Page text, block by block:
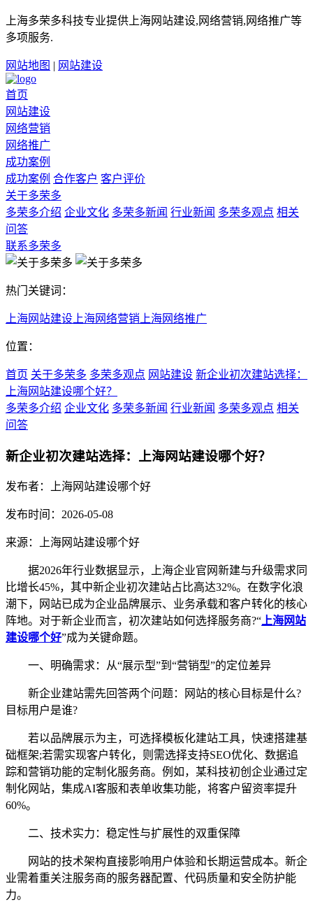
上海多荣多科技专业提供上海网站建设,网络营销,网络推广等
多项服务.
网站地图 | 网站建设
首页
网站建设
网络营销
网络推广
成功案例
成功案例 合作客户 客户评价
关于多荣多
多荣多介绍 企业文化 多荣多新闻 行业新闻 多荣多观点 相关
问答
联系多荣多
热门关键词：
上海网站建设 上海网络营销 上海网络推广
位置：
首页 关于多荣多 多荣多观点 网站建设 新企业初次建站选择：
上海网站建设哪个好？
多荣多介绍 企业文化 多荣多新闻 行业新闻 多荣多观点 相关
问答
新企业初次建站选择：上海网站建设哪个好？
发布者：上海网站建设哪个好
发布时间：2026-05-08
来源：上海网站建设哪个好
据2026年行业数据显示，上海企业官网新建与升级需求同
比增长45%，其中新企业初次建站占比高达32%。在数字化浪
潮下，网站已成为企业品牌展示、业务承载和客户转化的核心
阵地。对于新企业而言，初次建站如何选择服务商?“上海网站
建设哪个好”成为关键命题。
一、明确需求：从“展示型”到“营销型”的定位差异
新企业建站需先回答两个问题：网站的核心目标是什么?
目标用户是谁?
若以品牌展示为主，可选择模板化建站工具，快速搭建基
础框架;若需实现客户转化，则需选择支持SEO优化、数据追
踪和营销功能的定制化服务商。例如，某科技初创企业通过定
制化网站，集成AI客服和表单收集功能，将客户留资率提升
60%。
二、技术实力：稳定性与扩展性的双重保障
网站的技术架构直接影响用户体验和长期运营成本。新企
业需着重关注服务商的服务器配置、代码质量和安全防护能
力。